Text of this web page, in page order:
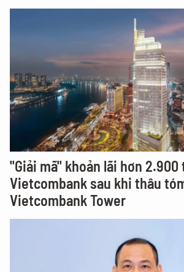
"Giải mã" khoản lãi hơn
Vietcombank sau khi thâu
Vietcombank Tower